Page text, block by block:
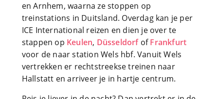
en Arnhem, waarna ze stoppen op
treinstations in Duitsland. Overdag kan je per
ICE International reizen en dien je over te
stappen op Keulen, DüsseldorfofFrankfurt
voor de naar station Wels hbf. Vanuit Wels
vertrekken er rechtstreekse treinen naar
Hallstatt en arriveer je in hartje centrum.